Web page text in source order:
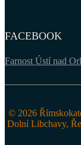
FACEBOOK
Farnost Ústí nad
© 2026
Dolní Libchavy,